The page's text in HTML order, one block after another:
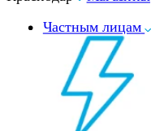
Частным лицам